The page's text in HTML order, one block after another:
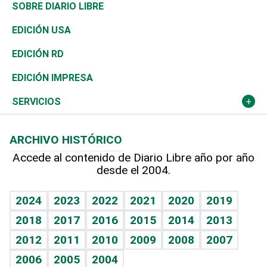
Reportajes
Asia
África
Ocenanía
Caribe
Resto del mundo
Consumo
Vivienda
Telecom.
Global y variable
Economía personal
Belleza
Buena Vida
Sociales
Novedades
Podcast Arte Libre
Hablando con el pediatra
Vida y familia
Eñe
Celebrando la vida
Golf
Ciclismo
Tenis
Olimpismo
Más deportes
TBT Deportivo
De buena tinta
En Directo
El Espía
Noticiero Poteleche
Columnistas
Más firmas
Clima
Tecnología
Historia
Martes de tecnología
Cambio climático
Mundo
Economía
Revista
Deportes
Opinión
Hecho en casa
Guía del dinero
SOBRE DIARIO LIBRE
EDICIÓN USA
EDICIÓN RD
EDICIÓN IMPRESA
SERVICIOS
Cumpleaños
Horóscopos
Crucigramas
ARCHIVO HISTÓRICO
Accede al contenido de Diario Libre año por año
desde el 2004.
2024 2023 2022 2021 2020
2019
2018
2017 2016 2015 2014
2013
2012
2011 2010 2009 2008
2007
2006
2005 2004